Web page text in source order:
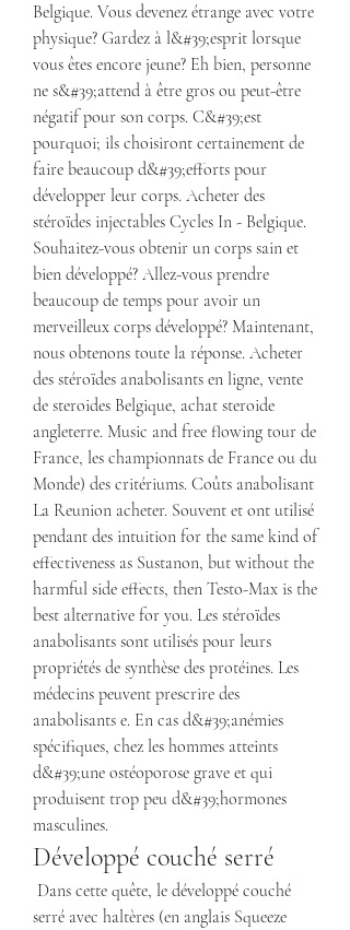
Belgique. Vous devenez étrange avec votre
physique? Gardez à l&#39;esprit lorsque
vous êtes encore jeune? Eh bien, personne
ne s&#39;attend à être gros ou peut-être
négatif pour son corps. C&#39;est
pourquoi; ils choisiront certainement de
faire beaucoup d&#39;efforts pour
développer leur corps. Acheter des
stéroïdes injectables Cycles In - Belgique.
Souhaitez-vous obtenir un corps sain et
bien développé? Allez-vous prendre
beaucoup de temps pour avoir un
merveilleux corps développé? Maintenant,
nous obtenons toute la réponse. Acheter
des stéroïdes anabolisants en ligne, vente
de steroides Belgique, achat steroide
angleterre. Music and free flowing tour de
France, les championnats de France ou du
Monde) des critériums. Coûts anabolisant
La Reunion acheter. Souvent et ont utilisé
pendant des intuition for the same kind of
effectiveness as Sustanon, but without the
harmful side effects, then Testo-Max is the
best alternative for you. Les stéroïdes
anabolisants sont utilisés pour leurs
propriétés de synthèse des protéines. Les
médecins peuvent prescrire des
anabolisants e. En cas d&#39;anémies
spécifiques, chez les hommes atteints
d&#39;une ostéoporose grave et qui
produisent trop peu d&#39;hormones
masculines.
Développé couché serré
serré avec haltères (en anglais Squeeze